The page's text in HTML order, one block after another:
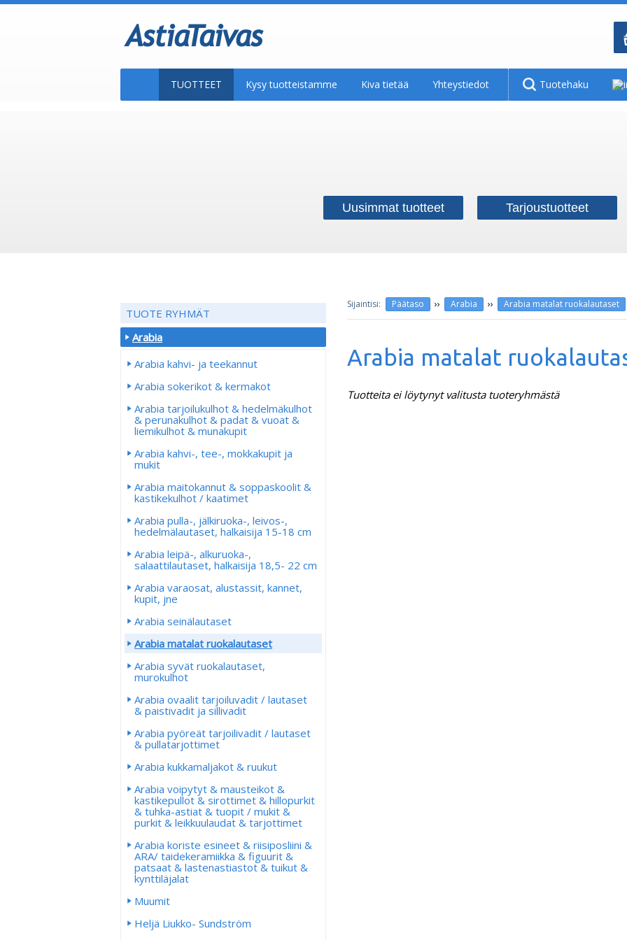
TUOTTEET Kysy tuotteistamme Kiva tietää Yhteystiedot Tuotehaku
Uusimmat tuotteet Tarjoustuotteet
Päätaso ›› Arabia ›› Arabia matalat ruokalautaset
Arabia matalat
Tuotteita ei löytynyt valitusta tuoteryhmästä
TUOTE RYHMÄT
Arabia
Arabia kahvi- ja teekannut
Arabia sokerikot & kermakot
Arabia tarjoilukulhot & hedelmäkulhot
& perunakulhot & padat & vuoat &
liemikulhot & munakupit
Arabia kahvi-, tee-, mokkakupit ja
mukit
Arabia maitokannut & soppaskoolit &
kastikekulhot / kaatimet
Arabia pulla-, jälkiruoka-, leivos-,
hedelmälautaset, halkaisija 15-18 cm
Arabia leipä-, alkuruoka-,
salaattilautaset, halkaisija 18,5- 22 cm
Arabia varaosat, alustassit, kannet,
kupit, jne
Arabia seinälautaset
Arabia matalat ruokalautaset
Arabia syvät ruokalautaset,
murokulhot
Arabia ovaalit tarjoiluvadit / lautaset
& paistivadit ja sillivadit
Arabia pyöreät tarjoilivadit / lautaset
& pullatarjottimet
Arabia kukkamaljakot & ruukut
Arabia voipytyt & mausteikot &
kastikepullot & sirottimet & hillopurkit
& tuhka-astiat & tuopit / mukit &
purkit & leikkuulaudat & tarjottimet
Arabia koriste esineet & riisiposliini &
ARA/ taidekeramiikka & figuurit &
patsaat & lastenastiastot & tuikut &
kynttiläjalat
Muumit
Heljä Liukko- Sundström